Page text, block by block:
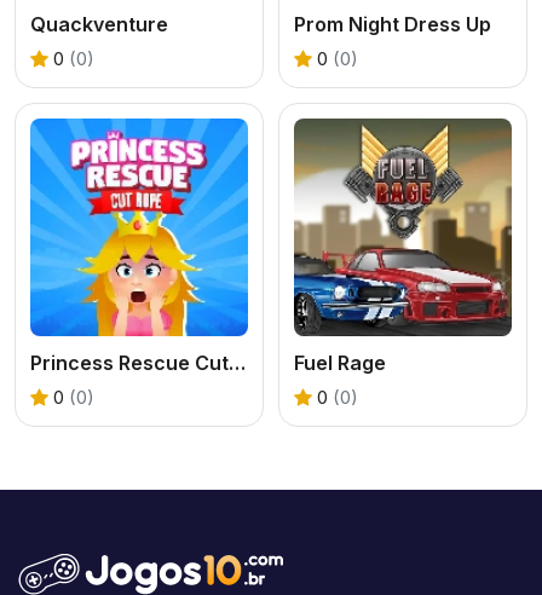
Quackventure
0 (0)
Prom Night Dress Up
0 (0)
Princess Rescue Cut Rope
0 (0)
Fuel Rage
0 (0)